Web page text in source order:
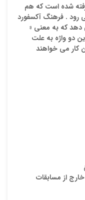
شده است كه هم
رود . فرهنگ آكسفورد
كه به معنی «
دو واژه به علت
كار می خواهند
از مسابقات